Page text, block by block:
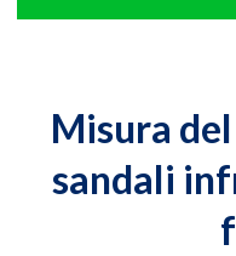
Misura
sandali